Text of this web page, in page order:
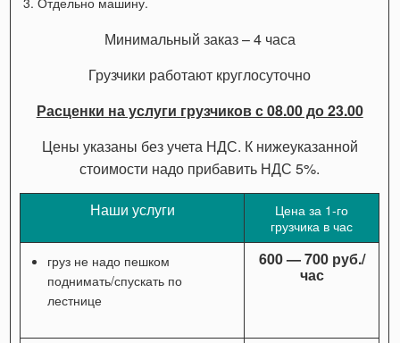
Минимальный заказ – 4 часа
Грузчики работают круглосуточно
Расценки на услуги грузчиков с 08.00 до 23.00
Цены указаны без учета НДС. К нижеуказанной
стоимости надо прибавить НДС 5%.
Наши услуги
Цена за 1-го
грузчика в час
груз не надо пешком
поднимать/спускать по
лестнице
600 — 700 руб./
час